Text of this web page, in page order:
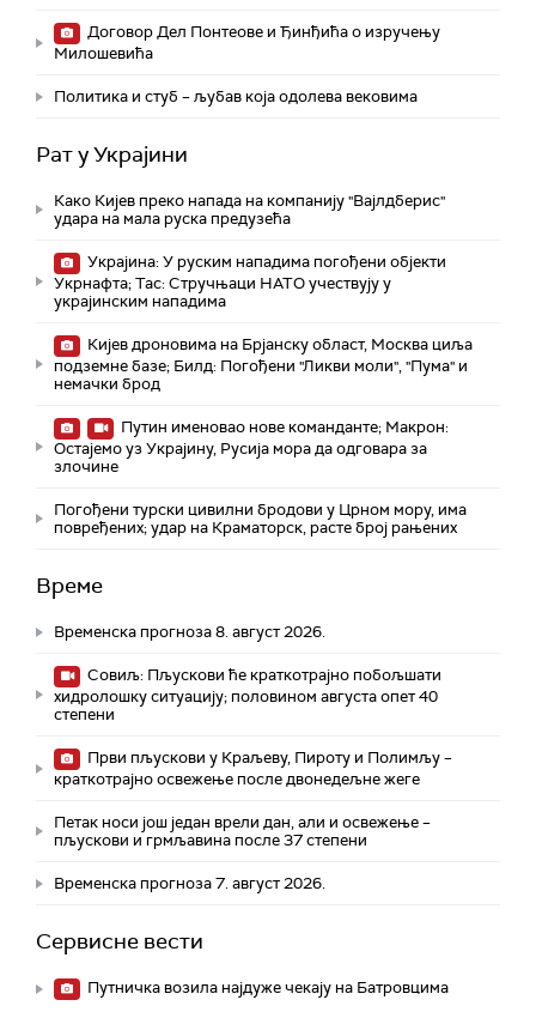
Договор Дел Понтеове и Ђинђића о изручењу
Милошевића
Политика и стуб – љубав која одолева вековима
Рат у Украјини
Како Кијев преко напада на компанију "Вајлдберис"
удара на мала руска предузећа
Украјина: У руским нападима погођени објекти
Укрнафта; Тас: Стручњаци НАТО учествују у
украјинским нападима
Кијев дроновима на Брјанску област, Москва циља
подземне базе; Билд: Погођени "Ликви моли", "Пума" и
немачки брод
Путин именовао нове команданте; Макрон:
Остајемо уз Украјину, Русија мора да одговара за
злочине
Погођени турски цивилни бродови у Црном мору, има
повређених; удар на Краматорск, расте број рањених
Време
Временска прогноза 8. август 2026.
Совиљ: Пљускови ће краткотрајно побољшати
хидролошку ситуацију; половином августа опет 40
степени
Први пљускови у Краљеву, Пироту и Полимљу –
краткотрајно освежење после двонедељне жеге
Петак носи још један врели дан, али и освежење –
пљускови и грмљавина после 37 степени
Временска прогноза 7. август 2026.
Сервисне вести
Путничка возила најдуже чекају на Батровцима